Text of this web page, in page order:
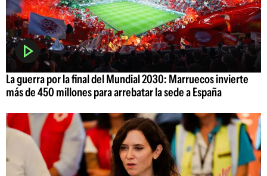
La guerra por la final del Mundial 2030: Marruecos invierte
más de 450 millones para arrebatar la sede a España